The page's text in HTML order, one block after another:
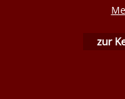
Füllwatte, Granulat
zur